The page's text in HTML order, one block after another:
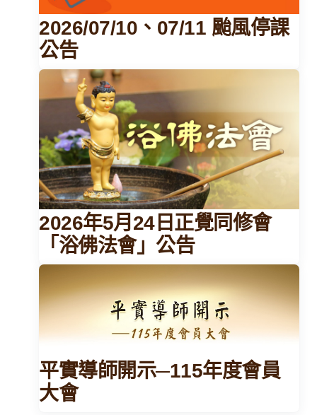
2026/07/10、07/11 颱風停課
公告
2026年5月24日正覺同修會
「浴佛法會」公告
平實導師開示─115年度會員
大會